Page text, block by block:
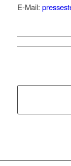
E-Mail: